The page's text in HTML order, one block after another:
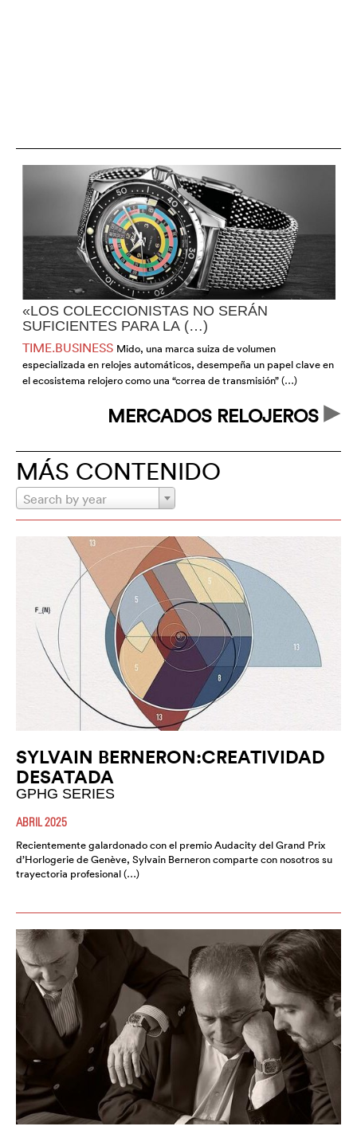
«LOS COLECCIONISTAS NO SERÁN
SUFICIENTES PARA LA (…)
TIME.BUSINESS Mido, una marca suiza de volumen
especializada en relojes automáticos, desempeña un papel clave en
el ecosistema relojero como una “correa de transmisión” (…)
MERCADOS RELOJEROS
MÁS CONTENIDO
Search by year
SYLVAIN BERNERON:CREATIVIDAD
DESATADA
GPHG SERIES
ABRIL 2025
Recientemente galardonado con el premio Audacity del Grand Prix
d’Horlogerie de Genève, Sylvain Berneron comparte con nosotros su
trayectoria profesional (…)